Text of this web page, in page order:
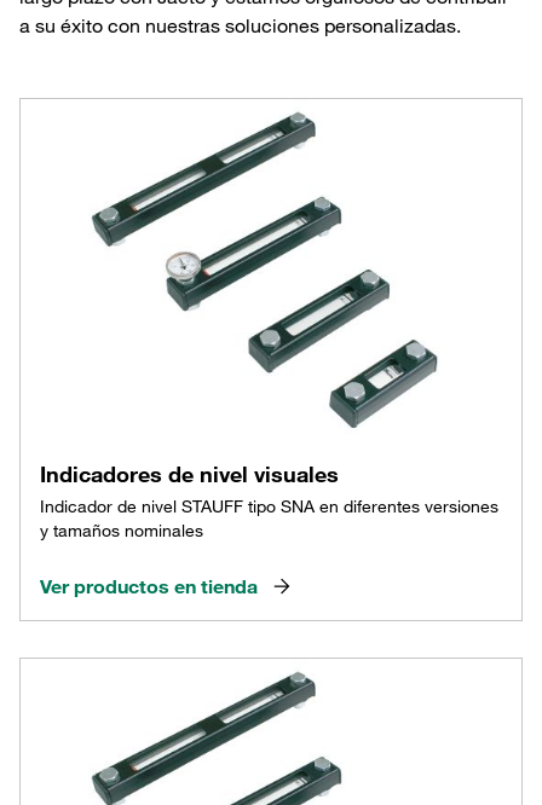
a su éxito con nuestras soluciones personalizadas.
Indicadores de nivel visuales
Indicador de nivel STAUFF tipo SNA en diferentes versiones
y tamaños nominales
Ver productos en tienda